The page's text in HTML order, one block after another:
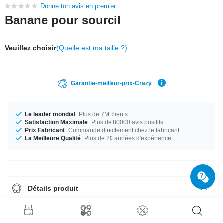
Donne ton avis en premier
Banane pour sourcil
Veuillez choisir(Quelle est ma taille ?)
Garantie-meilleur-prix-Crazy
Le leader mondial Plus de 7M clients
Satisfaction Maximale Plus de 80000 avis positifs
Prix Fabricant Commande directement chez le fabricant
La Meilleure Qualité Plus de 20 années d'expérience
Détails produit
taille de la boule est 3 mm. Commande maintenant, ne rate pas